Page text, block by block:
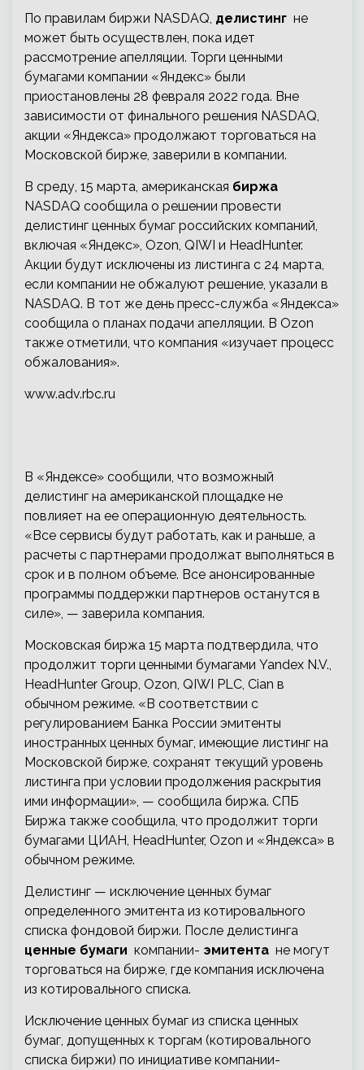
По правилам биржи NASDAQ, делистинг не
может быть осуществлен, пока идет
рассмотрение апелляции. Торги ценными
бумагами компании «Яндекс» были
приостановлены 28 февраля 2022 года. Вне
зависимости от финального решения NASDAQ,
акции «Яндекса» продолжают торговаться на
Московской бирже, заверили в компании.
В среду, 15 марта, американская биржа
NASDAQ сообщила о решении провести
делистинг ценных бумаг российских компаний,
включая «Яндекс», Ozon, QIWI и HeadHunter.
Акции будут исключены из листинга с 24 марта,
если компании не обжалуют решение, указали в
NASDAQ. В тот же день пресс-служба «Яндекса»
сообщила о планах подачи апелляции. В Ozon
также отметили, что компания «изучает процесс
обжалования».
www.adv.rbc.ru
В «Яндексе» сообщили, что возможный
делистинг на американской площадке не
повлияет на ее операционную деятельность.
«Все сервисы будут работать, как и раньше, а
расчеты с партнерами продолжат выполняться в
срок и в полном объеме. Все анонсированные
программы поддержки партнеров останутся в
силе», — заверила компания.
Московская биржа 15 марта подтвердила, что
продолжит торги ценными бумагами Yandex N.V.,
HeadHunter Group, Ozon, QIWI PLC, Cian в
обычном режиме. «В соответствии с
регулированием Банка России эмитенты
иностранных ценных бумаг, имеющие листинг на
Московской бирже, сохранят текущий уровень
листинга при условии продолжения раскрытия
ими информации», — сообщила биржа. СПБ
Биржа также сообщила, что продолжит торги
бумагами ЦИАН, HeadHunter, Ozon и «Яндекса» в
обычном режиме.
Делистинг — исключение ценных бумаг
определенного эмитента из котировального
списка фондовой биржи. После делистинга
ценные бумаги компании- эмитента не могут
торговаться на бирже, где компания исключена
из котировального списка.
Исключение ценных бумаг из списка ценных
бумаг, допущенных к торгам (котировального
списка биржи) по инициативе компании-